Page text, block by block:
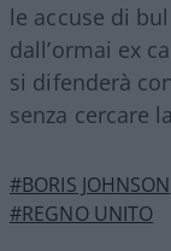
le accuse di
dall’ormai ex
si difenderà
senza cercare
#BORIS JOHNSON
#REGNO UNITO